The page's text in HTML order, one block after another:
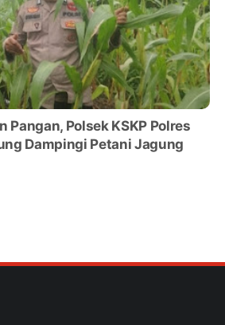
Pangan, Polsek KSKP Polres
Dampingi Petani Jagung